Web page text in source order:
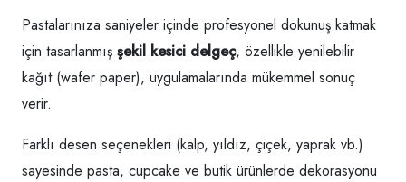
Pastalarınıza saniyeler içinde profesyonel dokunuş katmak
için tasarlanmış şekil kesici delgeç, özellikle yenilebilir
kağıt (wafer paper), uygulamalarında mükemmel sonuç
verir.
Farklı desen seçenekleri (kalp, yıldız, çiçek, yaprak vb.)
sayesinde pasta, cupcake ve butik ürünlerde dekorasyonu